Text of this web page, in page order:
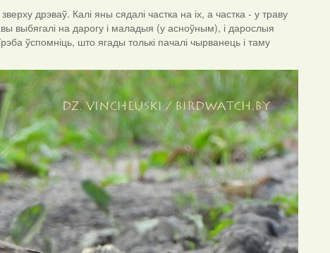
дрэваў. Калі яны сядалі частка на іх, а частка - у траву
выбягалі на дарогу і маладыя (у асноўным), і дарослыя
ўспомніць, што ягады толькі пачалі чырванець і таму